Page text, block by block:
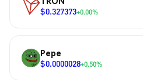
$0.327373+0.00%
Pepe
$0.0000028+0.50%